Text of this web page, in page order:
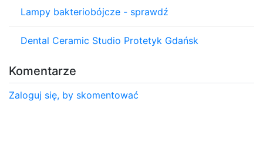
Lampy bakteriobójcze - sprawdź
Dental Ceramic Studio Protetyk Gdańsk
Komentarze
Zaloguj się, by skomentować